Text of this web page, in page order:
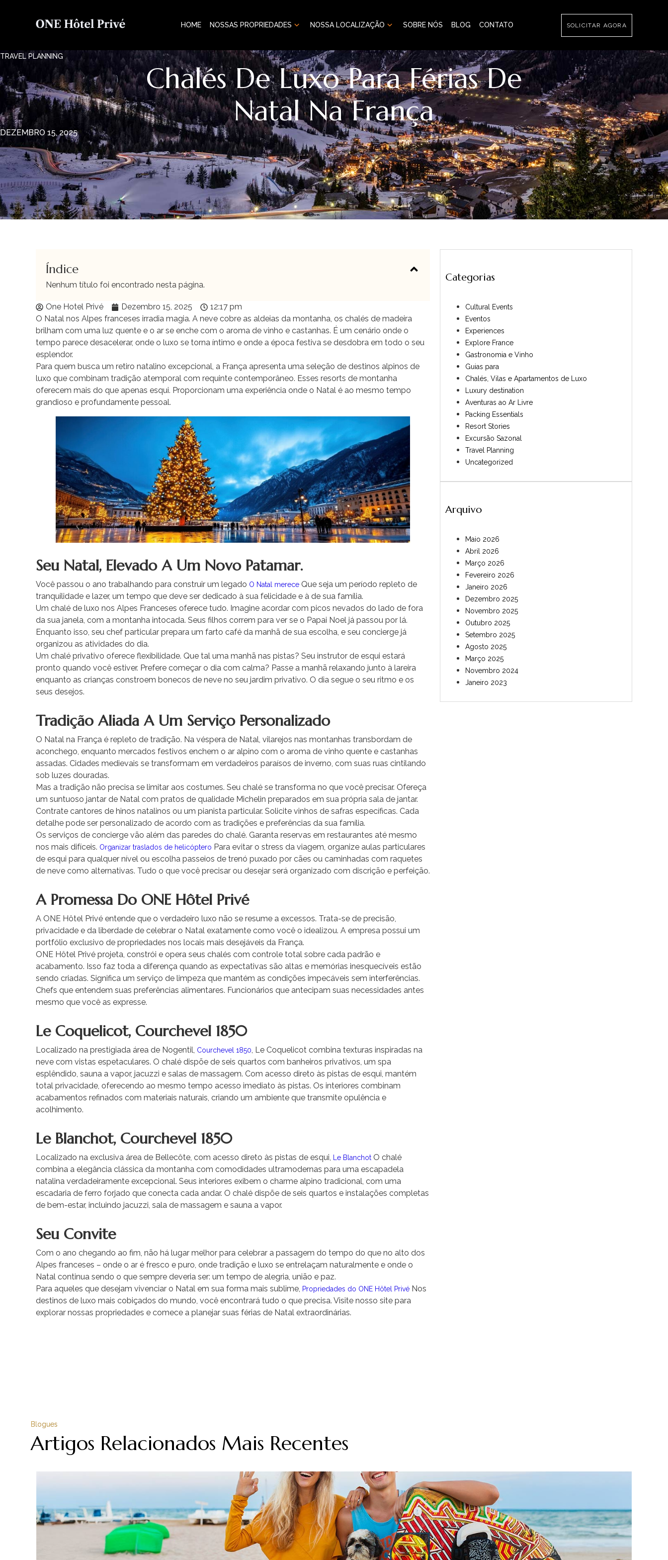
HOME NOSSAS PROPRIEDADES NOSSA LOCALIZAÇÃO SOBRE NÓS BLOG CONTATO SOLICITAR AGORA
TRAVEL PLANNING
Chalés De Luxo Para Férias De
Natal Na França
DEZEMBRO 15, 2025
Índice
Nenhum título foi encontrado nesta página.
One Hotel Privé Dezembro 15, 2025
12:17 pm
O Natal nos Alpes franceses irradia magia. A neve cobre as aldeias da montanha, os chalés de madeira
brilham com uma luz quente e o ar se enche com o aroma de vinho e castanhas. É um cenário onde o
tempo parece desacelerar, onde o luxo se torna íntimo e onde a época festiva se desdobra em todo o seu
esplendor.
Para quem busca um retiro natalino excepcional, a França apresenta uma seleção de destinos alpinos de
luxo que combinam tradição atemporal com requinte contemporâneo. Esses resorts de montanha
oferecem mais do que apenas esqui. Proporcionam uma experiência onde o Natal é ao mesmo tempo
grandioso e profundamente pessoal.
Seu Natal, Elevado A Um Novo Patamar.
Você passou o ano trabalhando para construir um legado O Natal merece Que seja um período repleto de
tranquilidade e lazer, um tempo que deve ser dedicado à sua felicidade e à de sua família.
Um chalé de luxo nos Alpes Franceses oferece tudo. Imagine acordar com picos nevados do lado de fora
da sua janela, com a montanha intocada. Seus filhos correm para ver se o Papai Noel já passou por lá.
Enquanto isso, seu chef particular prepara um farto café da manhã de sua escolha, e seu concierge já
organizou as atividades do dia.
Um chalé privativo oferece flexibilidade. Que tal uma manhã nas pistas? Seu instrutor de esqui estará
pronto quando você estiver. Prefere começar o dia com calma? Passe a manhã relaxando junto à lareira
enquanto as crianças constroem bonecos de neve no seu jardim privativo. O dia segue o seu ritmo e os
seus desejos.
Tradição Aliada A Um Serviço Personalizado
O Natal na França é repleto de tradição. Na véspera de Natal, vilarejos nas montanhas transbordam de
aconchego, enquanto mercados festivos enchem o ar alpino com o aroma de vinho quente e castanhas
assadas. Cidades medievais se transformam em verdadeiros paraísos de inverno, com suas ruas cintilando
sob luzes douradas.
Mas a tradição não precisa se limitar aos costumes. Seu chalé se transforma no que você precisar. Ofereça
um suntuoso jantar de Natal com pratos de qualidade Michelin preparados em sua própria sala de jantar.
Contrate cantores de hinos natalinos ou um pianista particular. Solicite vinhos de safras específicas. Cada
detalhe pode ser personalizado de acordo com as tradições e preferências da sua família.
Os serviços de concierge vão além das paredes do chalé. Garanta reservas em restaurantes até mesmo
nos mais difíceis. Organizar traslados de helicóptero Para evitar o stress da viagem, organize aulas particulares
de esqui para qualquer nível ou escolha passeios de trenó puxado por cães ou caminhadas com raquetes
de neve como alternativas. Tudo o que você precisar ou desejar será organizado com discrição e perfeição.
A Promessa Do ONE Hôtel Privé
A ONE Hôtel Privé entende que o verdadeiro luxo não se resume a excessos. Trata-se de precisão,
privacidade e da liberdade de celebrar o Natal exatamente como você o idealizou. A empresa possui um
portfólio exclusivo de propriedades nos locais mais desejáveis ​​da França.
ONE Hôtel Privé projeta, constrói e opera seus chalés com controle total sobre cada padrão e
acabamento. Isso faz toda a diferença quando as expectativas são altas e memórias inesquecíveis estão
sendo criadas. Significa um serviço de limpeza que mantém as condições impecáveis ​​sem interferências.
Chefs que entendem suas preferências alimentares. Funcionários que antecipam suas necessidades antes
mesmo que você as expresse.
Le Coquelicot, Courchevel 1850
Localizado na prestigiada área de Nogentil, Courchevel 1850, Le Coquelicot combina texturas inspiradas na
neve com vistas espetaculares. O chalé dispõe de seis quartos com banheiros privativos, um spa
esplêndido, sauna a vapor, jacuzzi e salas de massagem. Com acesso direto às pistas de esqui, mantém
total privacidade, oferecendo ao mesmo tempo acesso imediato às pistas. Os interiores combinam
acabamentos refinados com materiais naturais, criando um ambiente que transmite opulência e
acolhimento.
Le Blanchot, Courchevel 1850
Localizado na exclusiva área de Bellecôte, com acesso direto às pistas de esqui, Le Blanchot O chalé
combina a elegância clássica da montanha com comodidades ultramodernas para uma escapadela
natalina verdadeiramente excepcional. Seus interiores exibem o charme alpino tradicional, com uma
escadaria de ferro forjado que conecta cada andar. O chalé dispõe de seis quartos e instalações completas
de bem-estar, incluindo jacuzzi, sala de massagem e sauna a vapor.
Seu Convite
Com o ano chegando ao fim, não há lugar melhor para celebrar a passagem do tempo do que no alto dos
Alpes franceses – onde o ar é fresco e puro, onde tradição e luxo se entrelaçam naturalmente e onde o
Natal continua sendo o que sempre deveria ser: um tempo de alegria, união e paz.
Para aqueles que desejam vivenciar o Natal em sua forma mais sublime, Propriedades do ONE Hôtel Privé Nos
destinos de luxo mais cobiçados do mundo, você encontrará tudo o que precisa. Visite nosso site para
explorar nossas propriedades e comece a planejar suas férias de Natal extraordinárias.
Categorias
Cultural Events
Eventos
Experiences
Explore France
Gastronomia e Vinho
Guias para
Chalés, Vilas e Apartamentos de Luxo
Luxury destination
Aventuras ao Ar Livre
Packing Essentials
Resort Stories
Excursão Sazonal
Travel Planning
Uncategorized
Arquivo
Maio 2026
Abril 2026
Março 2026
Fevereiro 2026
Janeiro 2026
Dezembro 2025
Novembro 2025
Outubro 2025
Setembro 2025
Agosto 2025
Março 2025
Novembro 2024
Janeiro 2023
Blogues
Artigos Relacionados Mais Recentes